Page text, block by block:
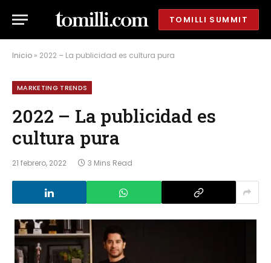
TOMILLI SUMMIT
Inicio » 2022 – La publicidad es cultura pura
MARKETING TRENDS
2022 – La publicidad es
cultura pura
21 febrero, 2022 3 Mins Read